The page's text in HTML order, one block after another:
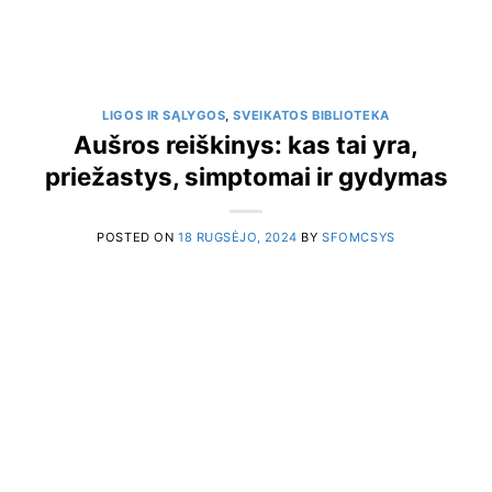
LIGOS IR SĄLYGOS,SVEIKATOS BIBLIOTEKA
Aušros reiškinys: kas tai yra,
priežastys, simptomai ir gydymas
POSTED ON 18 RUGSĖJO, 2024 BYSFOMCSYS